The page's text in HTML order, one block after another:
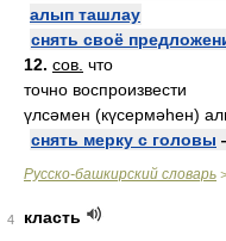
алып ташлау
снять своё
12. сов. что
точно воспроизвести
үлсәмен (күсермәһен)
снять мерку с головы
Русско-башкирский словарь >
4
класть